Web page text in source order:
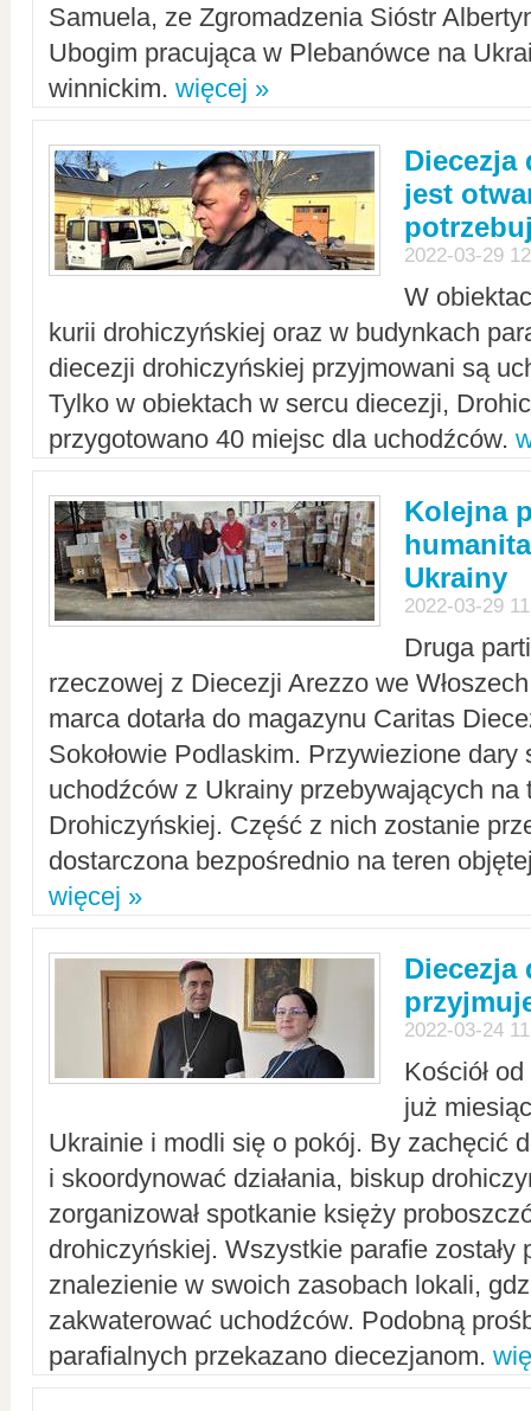
Samuela, ze Zgromadzenia Sióstr
Ubogim pracująca w Plebanówce na
winnickim. więcej »
Diecezja
jest
2022-03-29
W
kurii drohiczyńskiej oraz w budynkach
diecezji drohiczyńskiej przyjmowani są
Tylko w obiektach w sercu diecezji,
przygotowano 40 miejsc dla uchodźców.
Kolejna
Ukrainy
2022-03-29
Druga
rzeczowej z Diecezji Arezzo we
marca dotarła do magazynu Caritas
Sokołowie Podlaskim. Przywiezione dary
uchodźców z Ukrainy przebywających na
Drohiczyńskiej. Część z nich zostanie
dostarczona bezpośrednio na teren
więcej »
Diecezja
2022-03-24
Kościół
już
Ukrainie i modli się o pokój. By zachęcić
i skoordynować działania, biskup
zorganizował spotkanie księży
drohiczyńskiej. Wszystkie parafie zostały
znalezienie w swoich zasobach lokali,
zakwaterować uchodźców. Podobną
parafialnych przekazano diecezjanom.